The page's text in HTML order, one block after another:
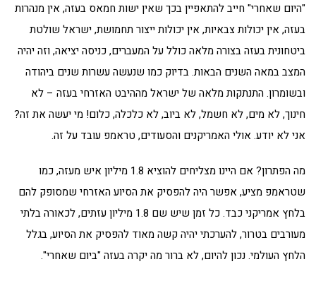
"היום שאחרי" חייב להתאפיין בכך שאין ישות חמאס בעזה, אין מנהרות
בעזה, אין יכולות צבאיות, אין יכולות ייצור תחמושת, ישראל שולטת
ביטחונית בעזה בצורה מלאה כולל על המעברים, כניסה יציאה, וזה יהיה
המצב במאה השנים הבאות. בדיוק כמו שנעשה עשרות שנים ביהודה
ובשומרון. התנתקות מלאה של ישראל מההיבט האזרחי בעזה – לא
חינוך, לא מים, לא חשמל, לא ביוב, לא כלכלה, כלום! מי יעשה את זה?
אני לא יודע. אולי האמריקנים והסעודים, טראמפ עובד על זה.
מה הפתרון? אם היינו מצליחים להוציא 1.8 מיליון איש מעזה, כמו
שטראמפ מציע, אפשר היה להפסיק את הסיוע האזרחי שמסופק להם
בלחץ אמריקני כבד. כל זמן שיש שם 1.8 מיליון עזתים, לכאורה בלתי
מעורבים בטרור, להערכתי יהיה קשה מאוד להפסיק את הסיוע, בגלל
הלחץ העולמי. נכון להיום, לא ברור מה יקרה בעזה "ביום שאחרי".